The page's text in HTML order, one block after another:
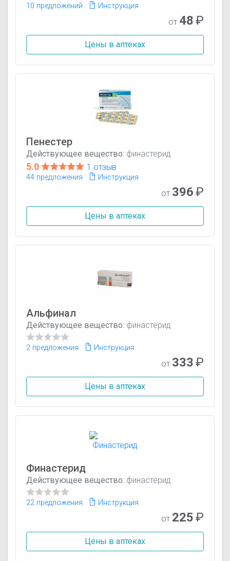
10 предложений Инструкция
от 48₽
Цены в аптеках
Пенестер
Действующее вещество: финастерид
5.0 1 отзыв
44 предложения Инструкция
от 396₽
Цены в аптеках
Альфинал
Действующее вещество: финастерид
2 предложения Инструкция
от 333₽
Цены в аптеках
Финастерид
Действующее вещество: финастерид
22 предложения Инструкция
от 225₽
Цены в аптеках